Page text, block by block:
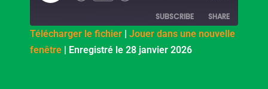
SUBSCRIBE SHARE
PocketCasts Podcast Addict
SHARE
Télécharger le fichier | Jouer dans une nouvelle
fenêtre | Enregistré le 28 janvier 2026